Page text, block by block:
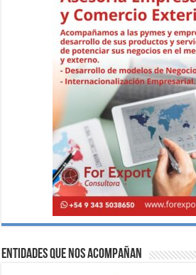
Entidades que nos acompañan